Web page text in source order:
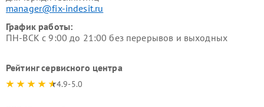
manager@fix-indesit.ru
График работы:
ПН-ВСК с 9:00 до 21:00 без перерывов и выходных
Рейтинг сервисного центра
4.9-5.0